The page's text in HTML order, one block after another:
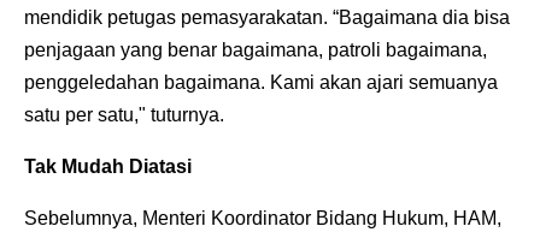
mendidik petugas pemasyarakatan. “Bagaimana dia bisa
penjagaan yang benar bagaimana, patroli bagaimana,
penggeledahan bagaimana. Kami akan ajari semuanya
satu per satu," tuturnya.
Tak Mudah Diatasi
Sebelumnya, Menteri Koordinator Bidang Hukum, HAM,